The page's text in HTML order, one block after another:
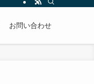
お問い合わせ